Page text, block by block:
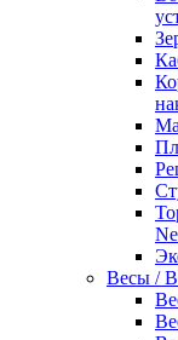
Весы /